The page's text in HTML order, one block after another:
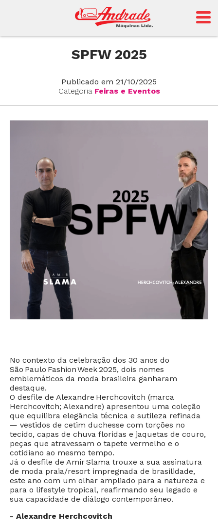
Andrade
Sansei
SPFW 2025
Publicado em 21/10/2025
Categoria Feiras e Eventos
No contexto da celebração dos 30 anos do
São Paulo Fashion Week 2025, dois nomes
emblemáticos da moda brasileira ganharam
destaque.
O desfile de Alexandre Herchcovitch (marca
Herchcovitch; Alexandre) apresentou uma coleção
que equilibra elegância técnica e sutileza refinada
— vestidos de cetim duchesse com torções no
tecido, capas de chuva floridas e jaquetas de couro,
peças que atravessam o tapete vermelho e o
cotidiano ao mesmo tempo.
Já o desfile de Amir Slama trouxe a sua assinatura
de moda praia/resort impregnada de brasilidade,
este ano com um olhar ampliado para a natureza e
para o lifestyle tropical, reafirmando seu legado e
sua capacidade de diálogo contemporâneo.
- Alexandre Herchcovitch